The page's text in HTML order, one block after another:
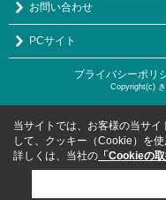
お問い合わせ
PCサイト
プライバシーポリ
Copyright(c)
当サイトでは、お客様の当サ
して、クッキー（Cookie）を使
詳しくは、当社の 「Cookieの